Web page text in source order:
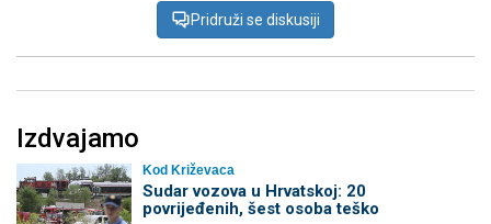
Pridruži se diskusiji
Izdvajamo
Kod Križevaca
Sudar vozova u Hrvatskoj: 20
povrijeđenih, šest osoba teško